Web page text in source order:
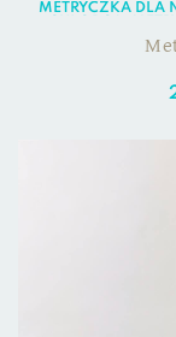
METRYCZKA DLA